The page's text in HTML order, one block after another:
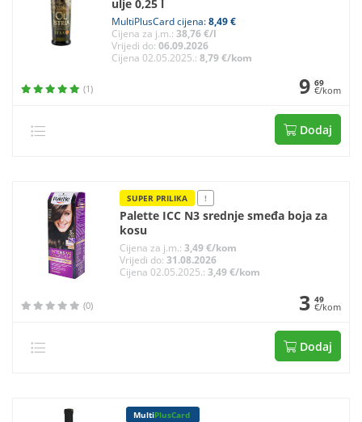
ulje 0,25 l
MultiPlusCard cijena:8,49 €
Cijena za j.m.:38,76 €/l
Vrijedi do:06.09.2026
Cijena 02.05.2025.:8,79 €/kom
(1) 9 69
€/kom
Dodaj
SUPER PRILIKA !
Palette ICC N3 srednje smeđa boja za
kosu
Cijena za j.m.: 3,49 €/kom
Vrijedi do: 31.08.2026
Cijena 02.05.2025.: 3,49 €/kom
(0) 3 49
€/kom
Dodaj
MultiPlusCard